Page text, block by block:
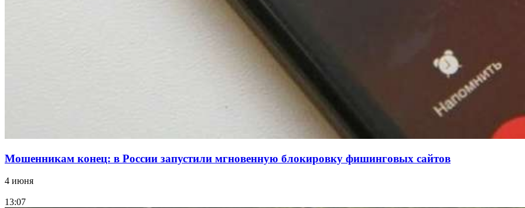
Мошенникам конец: в России запустили мгновенную блокировку фишинговых сайтов
4 июня
13:07